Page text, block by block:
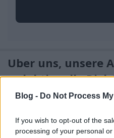
Blog - Do Not Process
If you wish to opt-out of the
processing of your personal
Über uns, unsere
redaktionelle
SEOattila • 2026. március 26.